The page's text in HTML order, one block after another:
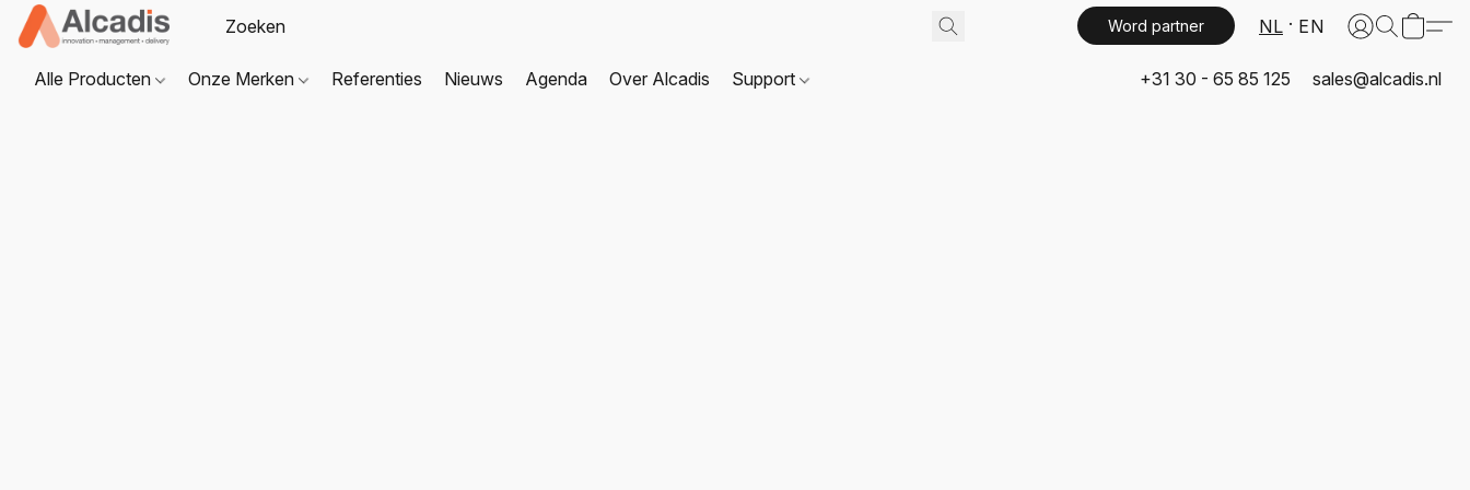
Word partner NL EN
Alle Producten Onze Merken Referenties Nieuws Agenda Over Alcadis Support +31 30 - 65 85 125 sales@alcadis.nl